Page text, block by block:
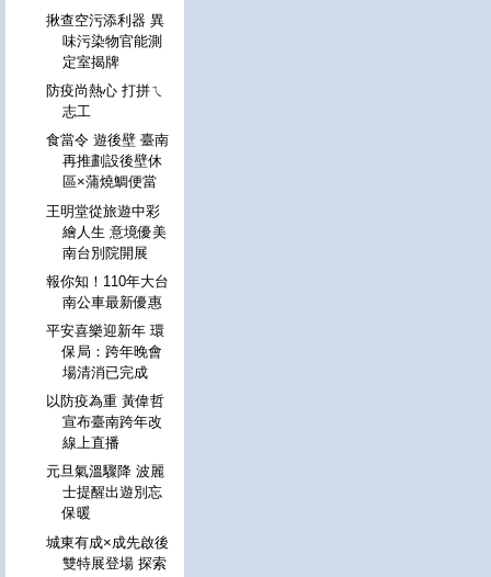
揪查空污添利器 異
味污染物官能測
定室揭牌
防疫尚熱心 打拼ㄟ
志工
食當令 遊後壁 臺南
再推劃設後壁休
區×蒲燒鯛便當
王明堂從旅遊中彩
繪人生 意境優美
南台別院開展
報你知！110年大台
南公車最新優惠
平安喜樂迎新年 環
保局：跨年晚會
場清消已完成
以防疫為重 黃偉哲
宣布臺南跨年改
線上直播
元旦氣溫驟降 波麗
士提醒出遊別忘
保暖
城東有成×成先啟後
雙特展登場 探索